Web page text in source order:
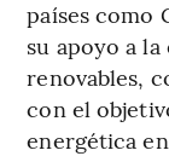
países como
su apoyo a
renovables,
con el
energética